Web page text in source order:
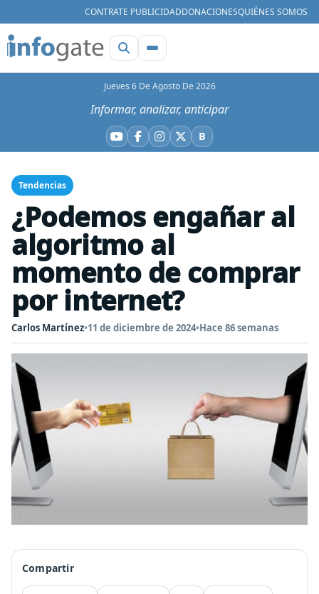
CONTRATE PUBLICIDADDONACIONESQUIÉNES SOMOS
Jueves 6 De Agosto De 2026
Informar, analizar, anticipar
YouTube
Facebook
Instagram
X BBluesky
Tendencias
¿Podemos engañar al
algoritmo al
momento de comprar
por internet?
Carlos Martínez•11 de diciembre de 2024•Hace 86 semanas
Compartir